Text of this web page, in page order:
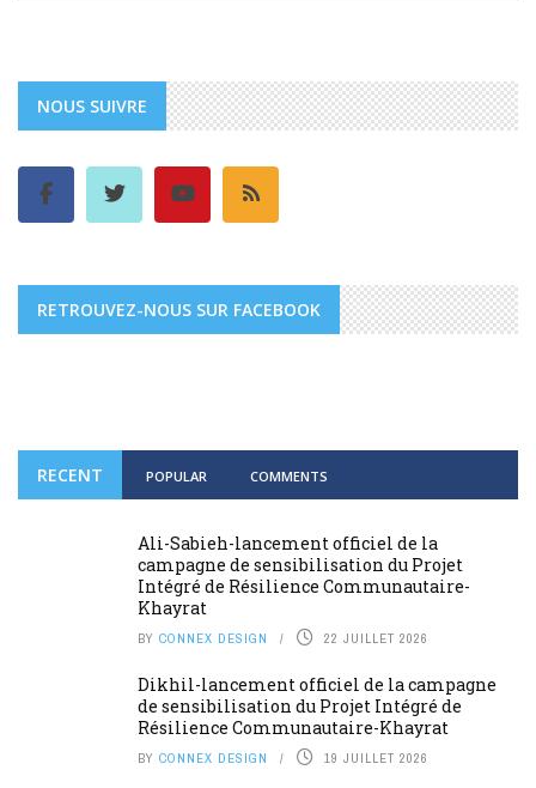
NOUS SUIVRE
RETROUVEZ-NOUS SUR FACEBOOK
RECENT POPULAR COMMENTS
Ali-Sabieh-lancement officiel de la
campagne de sensibilisation du Projet
Intégré de Résilience Communautaire-
Khayrat
BY CONNEX DESIGN 22 JUILLET 2026
Dikhil-lancement officiel de la campagne
de sensibilisation du Projet Intégré de
Résilience Communautaire-Khayrat
BY CONNEX DESIGN 19 JUILLET 2026